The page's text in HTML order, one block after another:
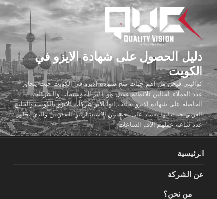
المحتوى
دليل الحصول على شهادة الايزو في
الكويت
كواليتي فيجن من اهم جهات منح شهادة الايزو في الكويت حيث يتجاوز
عدد العملاء الحالين ثلاثمائة عميل من اكبر المؤسسات والشركات
الحاصله على شهادة الايزو بجانب انها اكبر شركات الايزو بالكويت والخليج
العربي حيث انها تعتمد على نخبة من الاستشاريين المدربين والذي تجاوز
عدد ساعه عملهم الاف الساعات
الرئيسية
عن الشركة
من نحن؟